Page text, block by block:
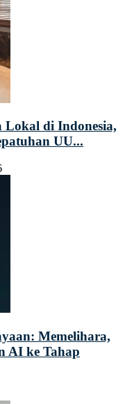
di Indonesia,
UU...
Memelihara,
AI ke Tahap